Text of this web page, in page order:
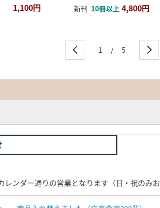
1,100円
新刊 10冊以上 4,800円
1 / 5
レンダー通りの営業となります（日・祝のみお